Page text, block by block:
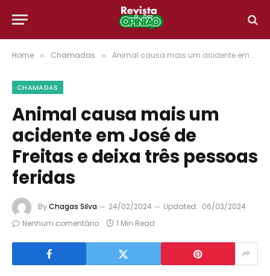
Home » Chamadas » Animal causa mais um acidente em José de Freitas e deixa três pessoas feridas
CHAMADAS
Animal causa mais um
acidente em José de
Freitas e deixa três pessoas
feridas
ByChagas Silva 24/02/2024 Updated: 06/03/2024
Nenhum comentário
1 Min Read